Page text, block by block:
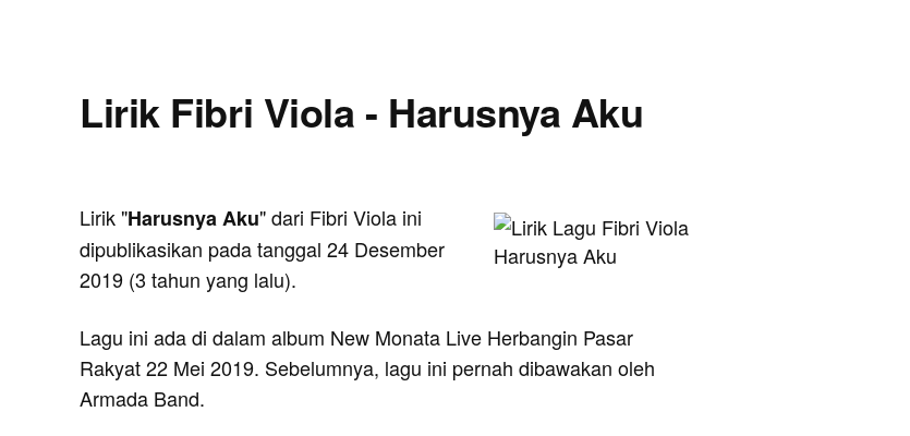
Lirik Fibri Viola - Harusnya Aku
Lirik "Harusnya Aku" dari Fibri Viola ini
dipublikasikan pada tanggal 24 Desember
2019 (3 tahun yang lalu).
Lagu ini ada di dalam album New Monata Live Herbangin Pasar
Rakyat 22 Mei 2019. Sebelumnya, lagu ini pernah dibawakan oleh
Armada Band.